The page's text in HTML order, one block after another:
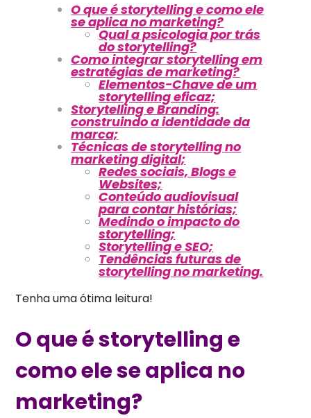
O que é storytelling e como ele
se aplica no marketing?
Qual a psicologia por trás
do storytelling?
Como integrar storytelling em
estratégias de marketing?
Elementos-Chave de um
storytelling eficaz;
Storytelling e Branding:
construindo a identidade da
marca;
Técnicas de storytelling no
marketing digital;
Redes sociais, Blogs e
Websites;
Conteúdo audiovisual
para contar histórias;
Medindo o impacto do
storytelling;
Storytelling e SEO;
Tendências futuras de
storytelling no marketing.
Tenha uma ótima leitura!
O que é storytelling e
como ele se aplica no
marketing?